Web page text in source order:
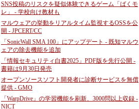
SNS投稿のリスクを疑似体験できるゲーム「ばくモ
レ」 - 学校向け教材も
マルウェアの挙動をリアルタイム監視するOSSを公
開 - JPCERT/CC
「SonicWall SMA 100」にアップデート - 既知マルウ
ェアの除去機能を追加
「情報セキュリティ白書2025」PDF版を先行公開 -
書籍は9月30日発売
オープンソースソフト開発者に診断サービスを無償
提供 - GMO
「WarpDrive」の学習機能を刷新、3000問以上収録 -
NICT